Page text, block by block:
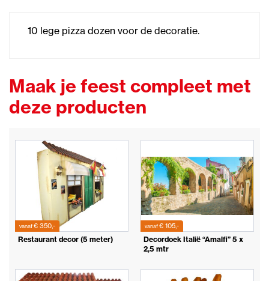
10 lege pizza dozen voor de decoratie.
Maak je feest compleet met
deze producten
vanaf€ 350,-
Restaurant decor (5 meter)
vanaf€ 105,-
Decordoek Italië “Amalfi” 5 x
2,5 mtr